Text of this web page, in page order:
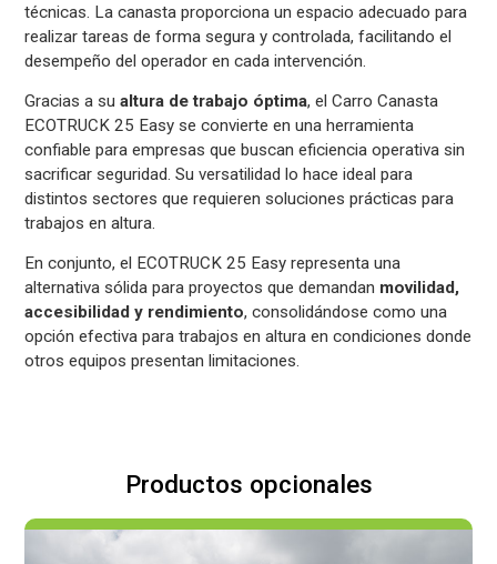
técnicas. La canasta proporciona un espacio adecuado para
realizar tareas de forma segura y controlada, facilitando el
desempeño del operador en cada intervención.
Gracias a sualtura de trabajo óptima, el Carro Canasta
ECOTRUCK 25 Easy se convierte en una herramienta
confiable para empresas que buscan eficiencia operativa sin
sacrificar seguridad. Su versatilidad lo hace ideal para
distintos sectores que requieren soluciones prácticas para
trabajos en altura.
En conjunto, el ECOTRUCK 25 Easy representa una
alternativa sólida para proyectos que demandan movilidad,
accesibilidad y rendimiento, consolidándose como una
opción efectiva para trabajos en altura en condiciones donde
otros equipos presentan limitaciones.
Productos opcionales